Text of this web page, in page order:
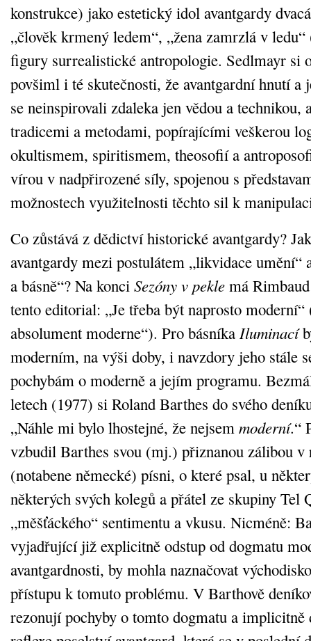
konstrukce) jako estetický idol avantgardy
„člověk krmený ledem“, „žena zamrzlá v
figury surrealistické antropologie. Sedlmayr si
povšiml i té skutečnosti, že avantgardní hnutí a
se neinspirovali zdaleka jen vědou a technikou,
tradicemi a metodami, popírajícími veškerou
okultismem, spiritismem, theosofií a
vírou v nadpřirozené síly, spojenou s
možnostech využitelnosti těchto sil k
Co zůstává z dědictví historické avantgardy?
avantgardy mezi postulátem „likvidace umění“
a básně“? Na konci Sezóny v pekle má
tento editorial: „Je třeba být naprosto
absolument moderne“). Pro básníka Iluminací
moderním, na výši doby, i navzdory jeho stále
pochybám o moderně a jejím programu.
letech (1977) si Roland Barthes do svého
„Náhle mi bylo lhostejné, že nejsem moderní.“
vzbudil Barthes svou (mj.) přiznanou zálibou v
(notabene německé) písni, o které psal, u
některých svých kolegů a přátel ze skupiny Tel
„měšťáckého“ sentimentu a vkusu. Nicméně:
vyjadřující již explicitně odstup od dogmatu
avantgardnosti, by mohla naznačovat
přístupu k tomuto problému. V Barthově
rezonují pochyby o tomto dogmatu a